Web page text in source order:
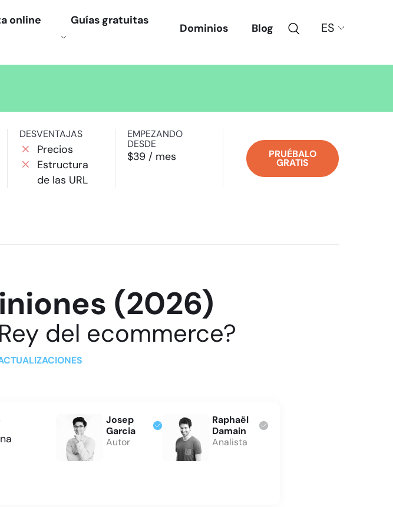
online Guías gratuitas
Dominios Blog Búsqueda
Choose
language:
PRUÉBALO
GRATIS
DESVENTAJAS
Precios
Estructura
de las URL
EMPEZANDO
DESDE
$39 / mes
(2026)
del ecommerce?
Josep
Garcia
Autor
Raphaël
Damain
Analista